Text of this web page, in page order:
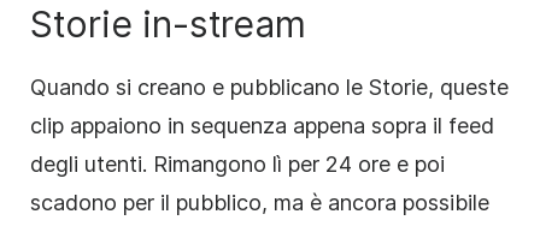
Storie in-stream
Quando si creano e pubblicano le Storie, queste
clip appaiono in sequenza appena sopra il feed
degli utenti. Rimangono lì per 24 ore e poi
scadono per il pubblico, ma è ancora possibile